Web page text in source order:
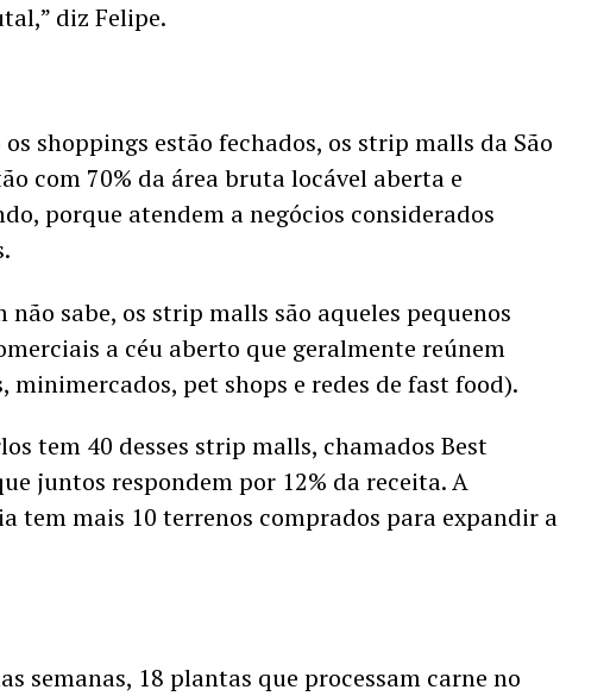
diz Felipe.
shoppings estão fechados, os strip malls da São
com 70% da área bruta locável aberta e
porque atendem a negócios considerados
não sabe, os strip malls são aqueles pequenos
a céu aberto que geralmente reúnem
minimercados, pet shops e redes de fast food).
tem 40 desses strip malls, chamados Best
juntos respondem por 12% da receita. A
tem mais 10 terrenos comprados para expandir a
semanas, 18 plantas que processam carne no